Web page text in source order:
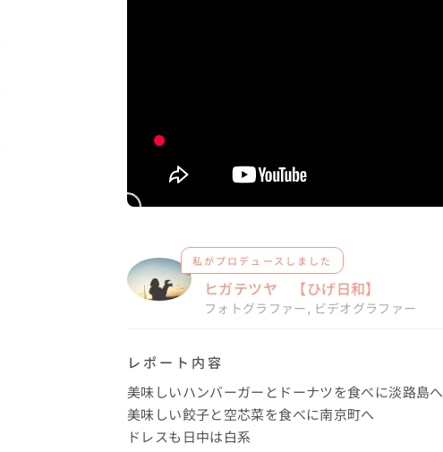
私がプロデュースしました
ヒガテツヤ 【ひげ日和】
フォトグラファー, ビデオグラファー
レポート内容
美味しいハンバーガーとドーナツを食べに淡路島へ
美味しい餃子と空芯菜を食べに南京町へ
ドレスも日中は白系